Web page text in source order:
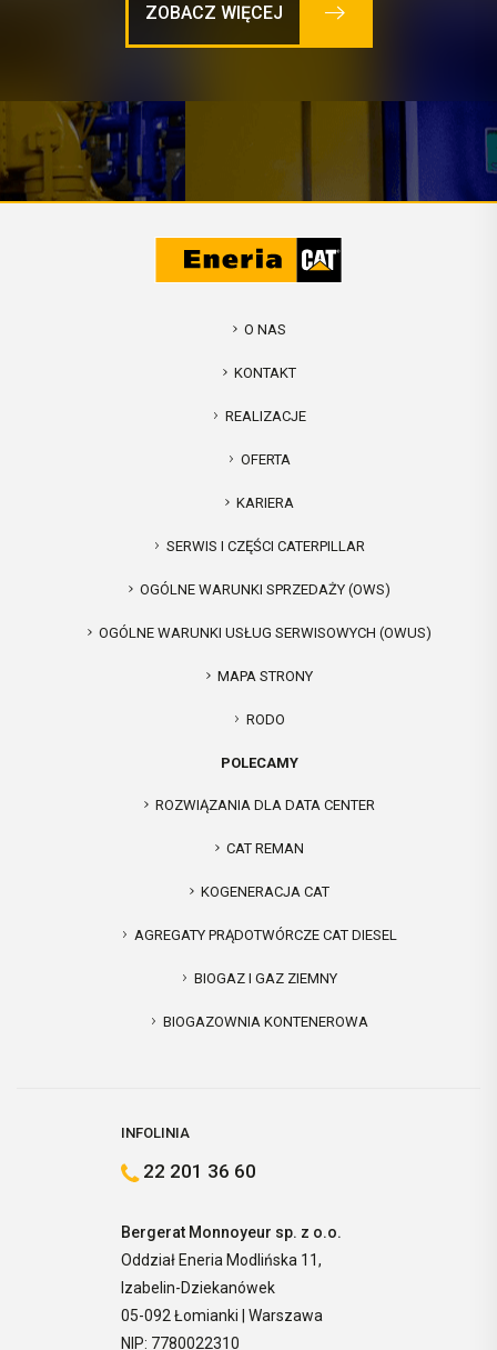
ZOBACZ WIĘCEJ
O NAS
KONTAKT
REALIZACJE
OFERTA
KARIERA
SERWIS I CZĘŚCI CATERPILLAR
OGÓLNE WARUNKI SPRZEDAŻY (OWS)
OGÓLNE WARUNKI USŁUG SERWISOWYCH (OWUS)
MAPA STRONY
RODO
POLECAMY
ROZWIĄZANIA DLA DATA CENTER
CAT REMAN
KOGENERACJA CAT
AGREGATY PRĄDOTWÓRCZE CAT DIESEL
BIOGAZ I GAZ ZIEMNY
BIOGAZOWNIA KONTENEROWA
INFOLINIA
22 201 36 60
Bergerat Monnoyeur sp. z o.o.
Oddział Eneria Modlińska 11,
Izabelin-Dziekanówek
05-092 Łomianki | Warszawa
NIP: 7780022310